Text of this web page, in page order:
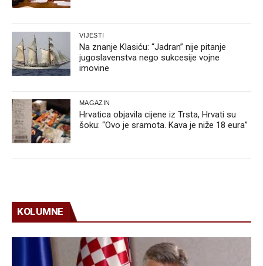
VIJESTI
Na znanje Klasiću: “Jadran” nije pitanje
jugoslavenstva nego sukcesije vojne
imovine
MAGAZIN
Hrvatica objavila cijene iz Trsta, Hrvati su
šoku: “Ovo je sramota. Kava je niže 18 eura”
KOLUMNE